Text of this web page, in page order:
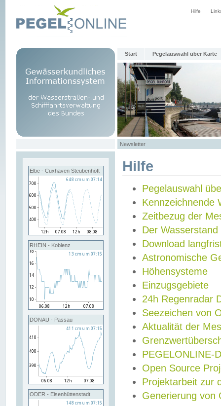
Hilfe
Start Pegelauswahl über Karte
Newsletter
Elbe - Cuxhaven Steubenhöft
RHEIN - Koblenz
DONAU - Passau
ODER - Eisenhüttenstadt
Hilfe
Pegelauswahl
Kennzeichnende
Zeitbezug der
Der Wasserstand
Download
Astronomische
Höhensysteme
Einzugsgebiete
24h Regenradar
Seezeichen von
Aktualität der
PEGELONLINE-
Open Source
Projektarbeit zur
Generierung von